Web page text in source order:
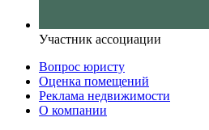
Участник ассоциации
Вопрос юристу
Оценка помещений
Реклама недвижимости
О компании